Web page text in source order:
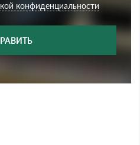
конфиденциальности